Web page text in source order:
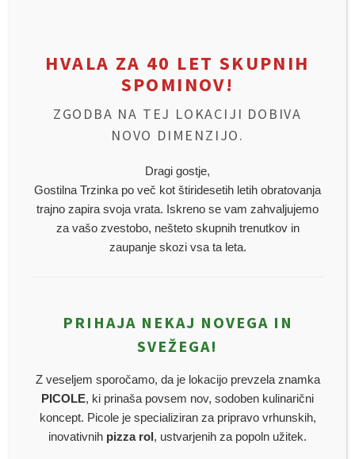
NADEVANA VEŠALICA V MREŽICI
€12,80
Dodaj v seznam za dostavo
HVALA ZA 40 LET SKUPNIH
SPOMINOV!
ZGODBA NA TEJ LOKACIJI DOBIVA
NOVO DIMENZIJO.
Dragi gostje,
Gostilna Trzinka po več kot štiridesetih letih obratovanja
trajno zapira svoja vrata. Iskreno se vam zahvaljujemo
za vašo zvestobo, nešteto skupnih trenutkov in
zaupanje skozi vsa ta leta.
PRIHAJA NEKAJ NOVEGA IN
SVEŽEGA!
Z veseljem sporočamo, da je lokacijo prevzela znamka
PICOLE, ki prinaša povsem nov, sodoben kulinarični
koncept. Picole je specializiran za pripravo vrhunskih,
inovativnih pizza rol, ustvarjenih za popoln užitek.